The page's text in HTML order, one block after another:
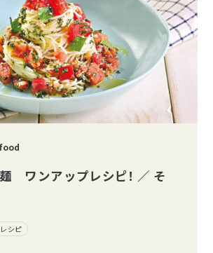
food
麺 ワンアップレシピ！ ／ そ
レシピ